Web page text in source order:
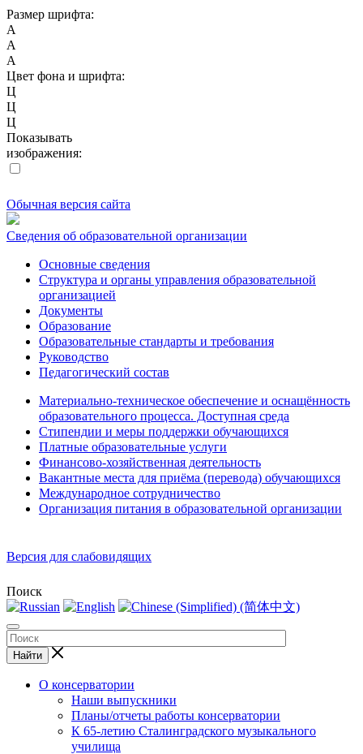
Размер шрифта:
A
A
A
Цвет фона и шрифта:
Ц
Ц
Ц
Показывать
изображения:
Обычная версия сайта
Сведения об образовательной организации
Основные сведения
Структура и органы управления образовательной
организацией
Документы
Образование
Образовательные стандарты и требования
Руководство
Педагогический состав
Материально-техническое обеспечение и оснащённость
образовательного процесса. Доступная среда
Стипендии и меры поддержки обучающихся
Платные образовательные услуги
Финансово-хозяйственная деятельность
Вакантные места для приёма (перевода) обучающихся
Международное сотрудничество
Организация питания в образовательной организации
Версия для слабовидящих
Поиск
Найти
О консерватории
Наши выпускники
Планы/отчеты работы консерватории
К 65-летию Сталинградского музыкального
училища